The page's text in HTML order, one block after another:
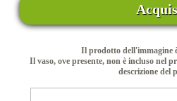
Il prodotto dell'immagine
Il vaso, ove presente, non è incluso nel
descrizione del